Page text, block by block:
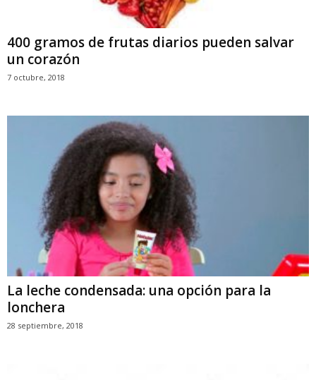
400 gramos de frutas diarios pueden salvar
un corazón
7 octubre, 2018
La leche condensada: una opción para la
lonchera
28 septiembre, 2018